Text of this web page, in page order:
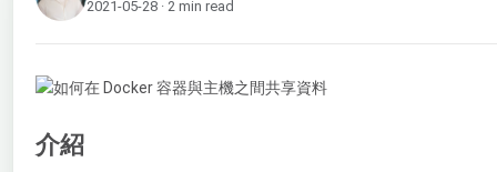
2021-05-28 · 2 min read
介紹